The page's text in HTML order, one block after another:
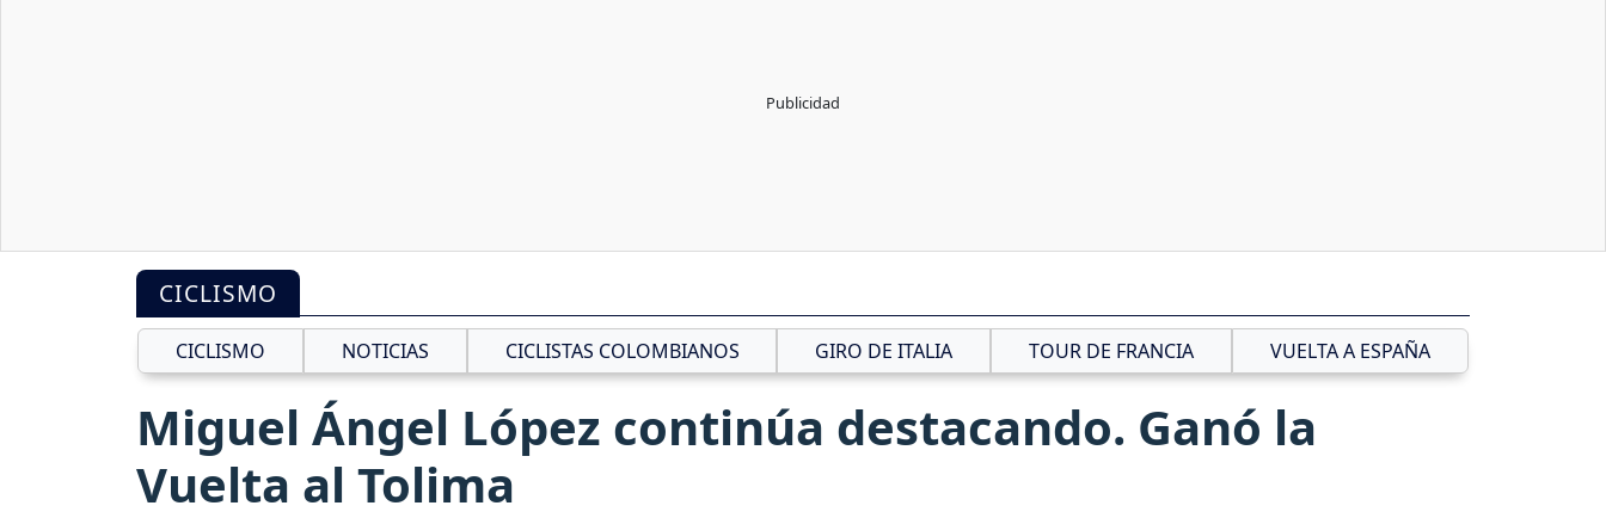
CICLISMO
CICLISMO NOTICIAS CICLISTAS COLOMBIANOS GIRO DE ITALIA TOUR DE FRANCIA VUELTA A ESPAÑA
Miguel Ángel López continúa destacando. Ganó la
Vuelta al Tolima